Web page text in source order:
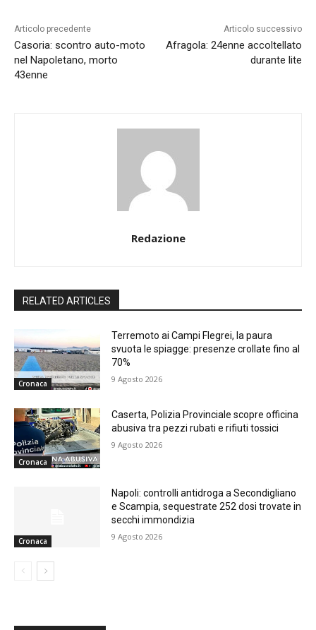
Articolo precedente
Casoria: scontro auto-moto
nel Napoletano, morto
43enne
Articolo successivo
Afragola: 24enne accoltellato
durante lite
Redazione
RELATED ARTICLES
Cronaca
Terremoto ai Campi Flegrei, la paura
svuota le spiagge: presenze crollate fino al
70%
9 Agosto 2026
Cronaca
Caserta, Polizia Provinciale scopre officina
abusiva tra pezzi rubati e rifiuti tossici
9 Agosto 2026
Cronaca
Napoli: controlli antidroga a Secondigliano
e Scampia, sequestrate 252 dosi trovate in
secchi immondizia
9 Agosto 2026